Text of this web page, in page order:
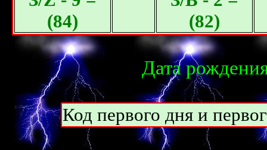
(84)
(82)
Дата
Код первого дня и